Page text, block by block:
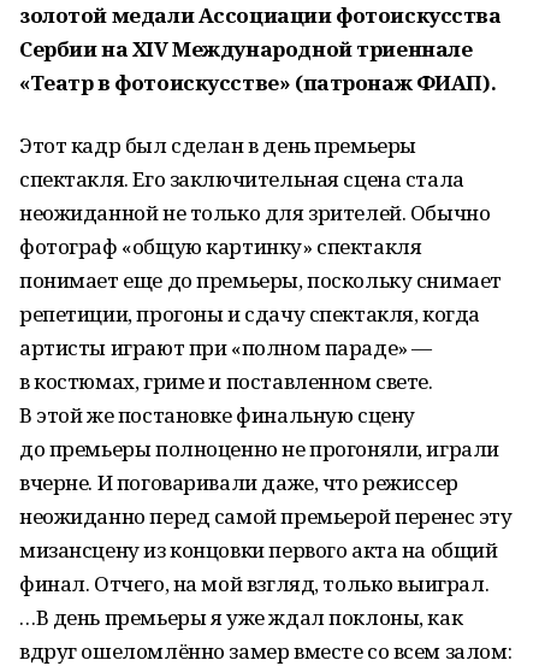
золотой медали Ассоциации фотоискусства
Сербии на XIV Международной триеннале
«Театр в фотоискусстве» (патронаж ФИАП).
Этот кадр был сделан в день премьеры
спектакля. Его заключительная сцена стала
неожиданной не только для зрителей. Обычно
фотограф «общую картинку» спектакля
понимает еще до премьеры, поскольку снимает
репетиции, прогоны и сдачу спектакля, когда
артисты играют при «полном параде» —
в костюмах, гриме и поставленном свете.
В этой же постановке финальную сцену
до премьеры полноценно не прогоняли, играли
вчерне. И поговаривали даже, что режиссер
неожиданно перед самой премьерой перенес эту
мизансцену из концовки первого акта на общий
финал. Отчего, на мой взгляд, только выиграл.
…В день премьеры я уже ждал поклоны, как
вдруг ошеломлённо замер вместе со всем залом: